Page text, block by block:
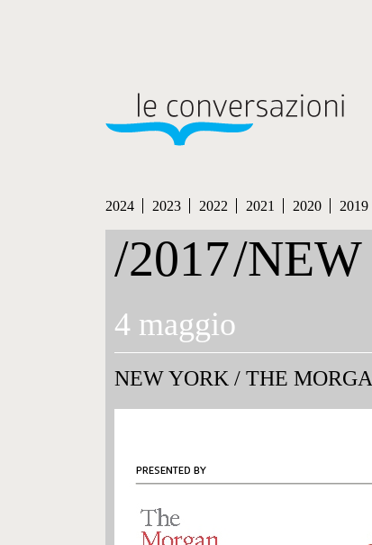
2024
2023 2022 2021 2020 2019
/2017/
4 maggio
NEW YORK / THE